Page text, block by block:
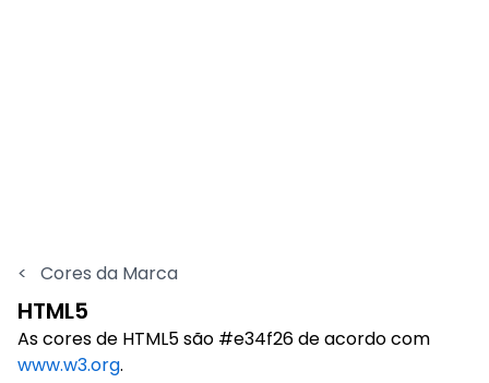
< Cores da Marca
HTML5
As cores de HTML5 são #e34f26 de acordo com
www.w3.org.